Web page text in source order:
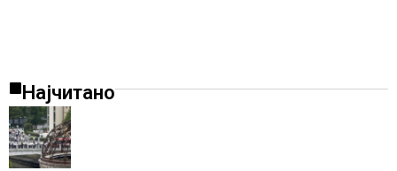
Најчитано